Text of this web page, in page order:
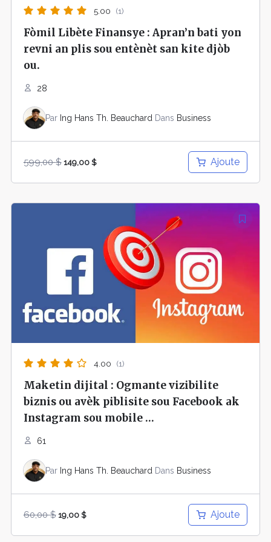
5.00 (1)
Fòmil Libète Finansye : Apran’n bati yon
revni an plis sou entènèt san kite djòb
ou.
28
Par Ing Hans Th. Beauchard Dans Business
599,00$ 149,00$ Ajoute
4.00 (1)
Maketin dijital : Ogmante vizibilite
biznis ou avèk piblisite sou Facebook ak
Instagram sou mobile
61
Par Ing Hans Th. Beauchard Dans Business
60,00$
était :
60,00 $.
19,00$
actuel
est :
19,00 $.
Ajoute